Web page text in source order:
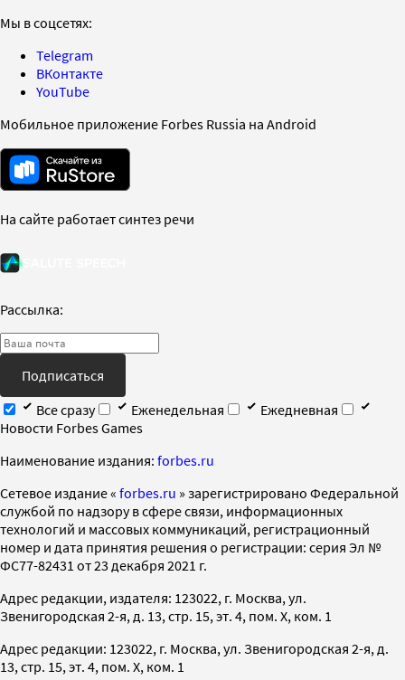
Мы в соцсетях:
Telegram
ВКонтакте
YouTube
Мобильное приложение Forbes Russia на Android
На сайте работает синтез речи
Рассылка:
Подписаться
Все сразу
Еженедельная
Ежедневная
Новости Forbes Games
Наименование издания: forbes.ru
Cетевое издание « forbes.ru » зарегистрировано Федеральной
службой по надзору в сфере связи, информационных
технологий и массовых коммуникаций, регистрационный
номер и дата принятия решения о регистрации: серия Эл №
ФС77-82431 от 23 декабря 2021 г.
Адрес редакции, издателя: 123022, г. Москва, ул.
Звенигородская 2-я, д. 13, стр. 15, эт. 4, пом. X, ком. 1
Адрес редакции: 123022, г. Москва, ул. Звенигородская 2-я, д.
13, стр. 15, эт. 4, пом. X, ком. 1